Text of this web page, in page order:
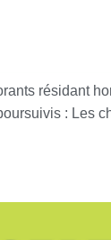
résidant
: Les